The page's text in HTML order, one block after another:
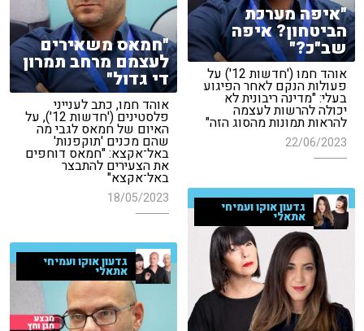
"איפה מערכת
הביטחון? איפה
שב"כ?"
אוהד חמו ('חדשות 12') על
פעולות הנקם לאחר הפיגוע
בעלי: "מדינה ריבונית לא
יכולה להרשות לעצמה
להראות תמונות מהסוג הזה"
22/06/2023
"חמאס משאירים
לעצמם מרחב תמרון
די גדול"
אוהד חמו, כתב לענייני
פלסטינים ('חדשות 12'), על
האיום של חמאס לגבי מה
שהם מכנים 'תוקפנות'
באל־אקצא: "חמאס דוחפים
את הצעירים להתבצר
באל־אקצא"
18/05/2023
גדעון אוקו ועמיחי
אתאלי
גדעון אוקו ועמיחי
אתאלי